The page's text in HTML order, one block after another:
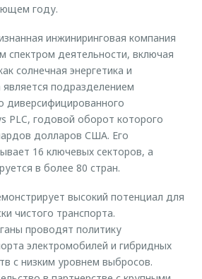
году.
инжиниринговая компания
спектром деятельности, включая
солнечная энергетика и
является подразделением
диверсифицированного
PLC, годовой оборот которого
долларов США. Его
16 ключевых секторов, а
в более 80 стран.
высокий потенциал для
чистого транспорта.
проводят политику
электромобилей и гибридных
с низким уровнем выбросов.